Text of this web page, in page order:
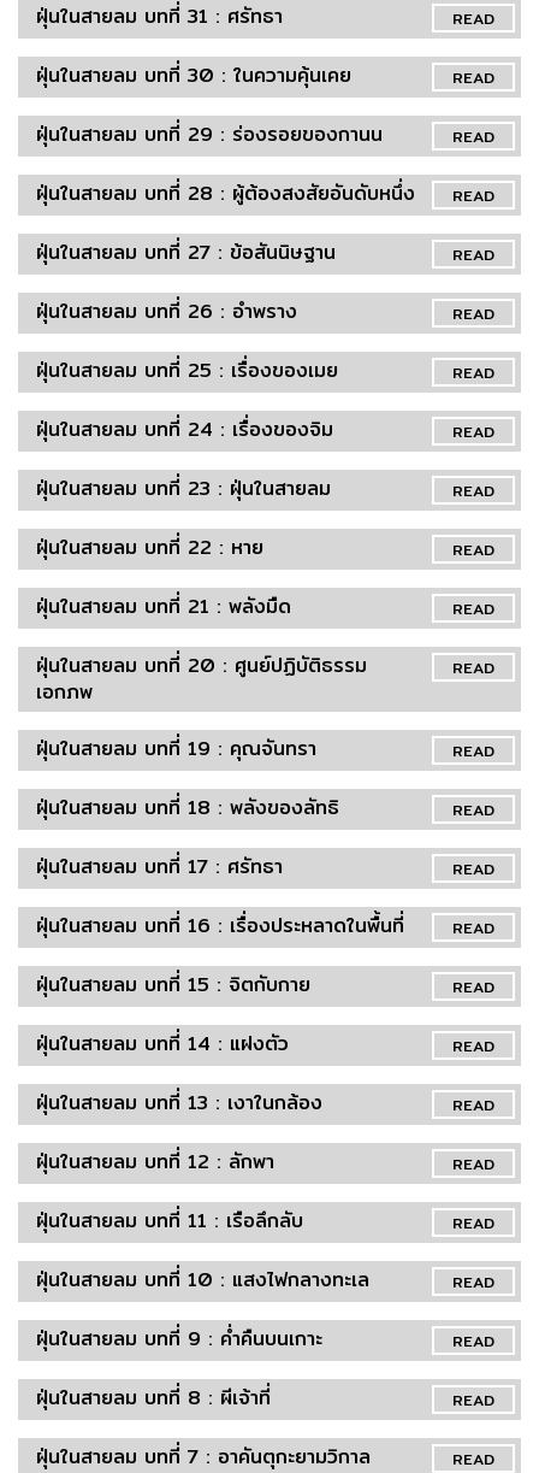
READ
ฝุ่นในสายลม บทที่ 31 : ศรัทธา
READ
ฝุ่นในสายลม บทที่ 30 : ในความคุ้นเคย
READ
ฝุ่นในสายลม บทที่ 29 : ร่องรอยของกานน
READ
ฝุ่นในสายลม บทที่ 28 : ผู้ต้องสงสัยอันดับหนึ่ง
READ
ฝุ่นในสายลม บทที่ 27 : ข้อสันนิษฐาน
READ
ฝุ่นในสายลม บทที่ 26 : อำพราง
READ
ฝุ่นในสายลม บทที่ 25 : เรื่องของเมย
READ
ฝุ่นในสายลม บทที่ 24 : เรื่องของจิม
READ
ฝุ่นในสายลม บทที่ 23 : ฝุ่นในสายลม
READ
ฝุ่นในสายลม บทที่ 22 : หาย
READ
ฝุ่นในสายลม บทที่ 21 : พลังมืด
READ
ฝุ่นในสายลม บทที่ 20 : ศูนย์ปฏิบัติธรรม
เอกภพ
READ
ฝุ่นในสายลม บทที่ 19 : คุณจันทรา
READ
ฝุ่นในสายลม บทที่ 18 : พลังของลัทธิ
READ
ฝุ่นในสายลม บทที่ 17 : ศรัทธา
READ
ฝุ่นในสายลม บทที่ 16 : เรื่องประหลาดในพื้นที่
READ
ฝุ่นในสายลม บทที่ 15 : จิตกับกาย
READ
ฝุ่นในสายลม บทที่ 14 : แฝงตัว
READ
ฝุ่นในสายลม บทที่ 13 : เงาในกล้อง
READ
ฝุ่นในสายลม บทที่ 12 : ลักพา
READ
ฝุ่นในสายลม บทที่ 11 : เรือลึกลับ
READ
ฝุ่นในสายลม บทที่ 10 : แสงไฟกลางทะเล
READ
ฝุ่นในสายลม บทที่ 9 : ค่ำคืนบนเกาะ
READ
ฝุ่นในสายลม บทที่ 8 : ผีเจ้าที่
READ
ฝุ่นในสายลม บทที่ 7 : อาคันตุกะยามวิกาล